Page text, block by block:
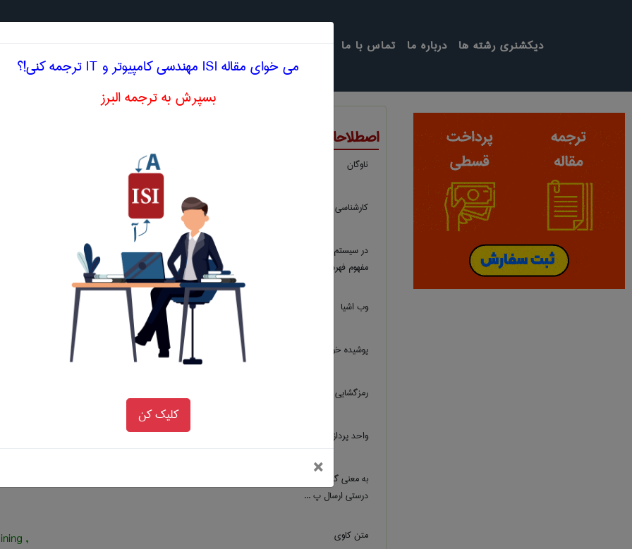
تماس با ما درباره ما دیکشنری رشته ها
اصطلاحات تخصصی انگلیسی مهندسی كامپيوتر و IT
ناوگان
کارشناسی ارشد
در سیستم عامل یونیکس نام متغییری است این متغییر به
مفهوم فهرست خصوص ...
وب اشیا
پوشیده خوانی (داده ‌ها ، واپوشیده سازی)
رمزگشایی (داده‌ها)
واحد پردازش گرافیک
به معنی گروه های خبری یوزنت میباشد برای اینکه بخواهیم
درستی ارسال پ ...
متن کاوی , text mining
می خوای مقاله ISI مهندسی كامپيوتر و IT ترجمه کنی!؟
بسپرش به ترجمه البرز
کلیک کن
×بستن